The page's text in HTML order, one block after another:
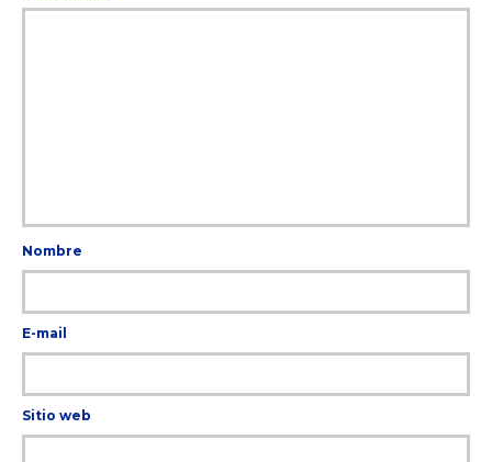
Nombre
E-mail
Sitio web